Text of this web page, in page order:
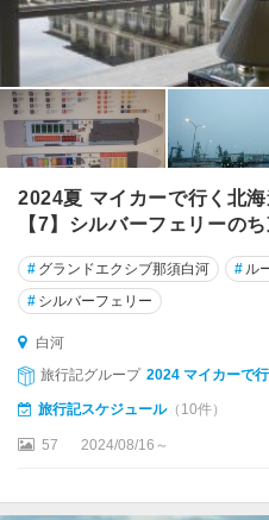
2024夏 マイカーで行く北
【7】シルバーフェリーの
# グランドエクシブ那須白河 # ル
# シルバーフェリー
白河
旅行記グループ 2024 マイカーで
旅行記スケジュール（10件）
57 2024/08/16～